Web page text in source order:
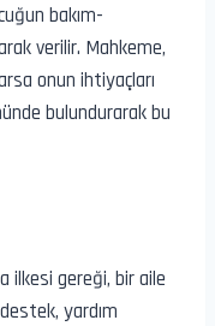
bakım-
verilir. Mahkeme,
onun ihtiyaçları
bulundurarak bu
ilkesi gereği, bir aile
yardım